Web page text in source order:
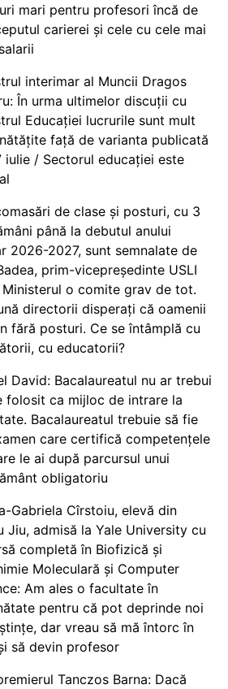
mari pentru profesori încă de
carierei și cele cu cele mai
interimar al Muncii Dragos
În urma ultimelor discuții cu
Educației lucrurile sunt mult
față de varianta publicată
iulie / Sectorul educației este
de clase și posturi, cu 3
până la debutul anului
2026-2027, sunt semnalate de
prim-vicepreședinte USLI
Ministerul o comite grav de tot.
directorii disperați că oamenii
fără posturi. Ce se întâmplă cu
cu educatorii?
David: Bacalaureatul nu ar trebui
folosit ca mijloc de intrare la
Bacalaureatul trebuie să fie
care certifică competențele
le ai după parcursul unui
obligatoriu
Gabriela Cîrstoiu, elevă din
Jiu, admisă la Yale University cu
completă în Biofizică și
Moleculară și Computer
Am ales o facultate în
pentru că pot deprinde noi
dar vreau să mă întorc în
să devin profesor
Tanczos Barna: Dacă